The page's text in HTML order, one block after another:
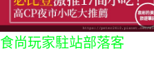
食尚玩家駐站部落客